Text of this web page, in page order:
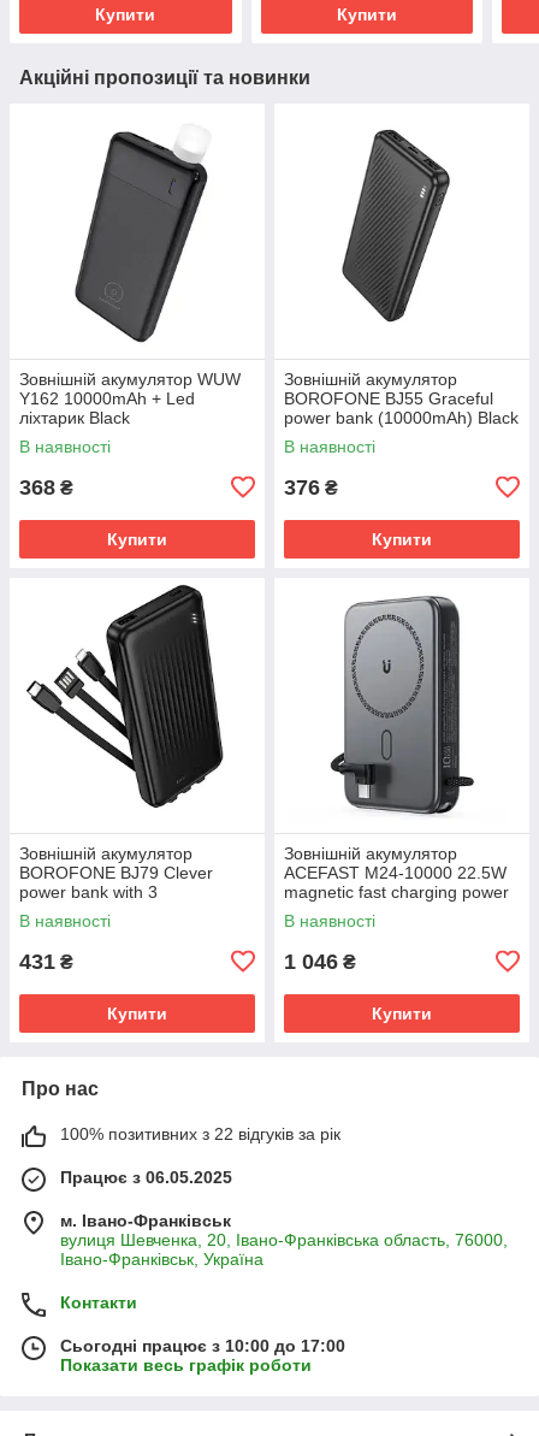
Купити Купити
Акційні пропозиції та новинки
Зовнішній акумулятор WUW
Y162 10000mAh + Led
ліхтарик Black
В наявності
368 ₴
Купити
Зовнішній акумулятор
BOROFONE BJ55 Graceful
power bank (10000mAh) Black
В наявності
376 ₴
Купити
Зовнішній акумулятор
BOROFONE BJ79 Clever
power bank with 3
cables(10000mAh) Black
В наявності
431 ₴
Купити
Зовнішній акумулятор
ACEFAST M24-10000 22.5W
magnetic fast charging power
bank with holder and cable
Metal Gray
В наявності
1 046 ₴
Купити
Про нас
100% позитивних з 22 відгуків за рік
Працює з 06.05.2025
м. Івано-Франківськ
вулиця Шевченка, 20, Івано-Франківська область, 76000,
Івано-Франківськ, Україна
Контакти
Сьогодні працює з 10:00 до 17:00
Показати весь графік роботи